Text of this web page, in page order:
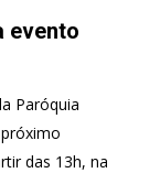
evento
Paróquia
das 13h, na